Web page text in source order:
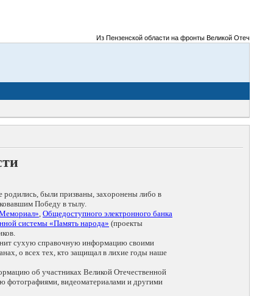
Из Пензенской области на фронты Великой
были призваны, захоронены либо в
Победу в тылу.
, Общедоступного электронного банка
системы «Память народа» (проекты
сухую справочную информацию своими
о всех тех, кто защищал в лихие годы наше
об участниках Великой Отечественной
видеоматериалами и другими